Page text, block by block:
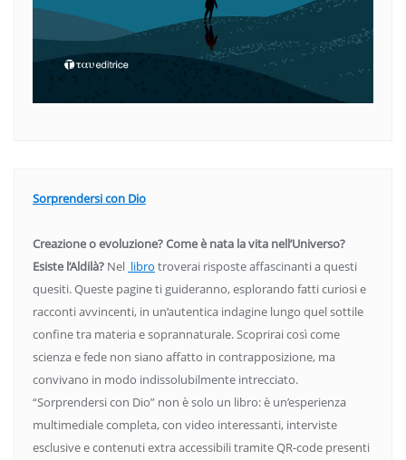
Sorprendersi con Dio
Creazione o evoluzione? Come è nata la vita nell’Universo?
Esiste l’Aldilà? Nel libro troverai risposte affascinanti a questi
quesiti. Queste pagine ti guideranno, esplorando fatti curiosi e
racconti avvincenti, in un’autentica indagine lungo quel sottile
confine tra materia e soprannaturale. Scoprirai così come
scienza e fede non siano affatto in contrapposizione, ma
convivano in modo indissolubilmente intrecciato.
“Sorprendersi con Dio” non è solo un libro: è un’esperienza
multimediale completa, con video interessanti, interviste
esclusive e contenuti extra accessibili tramite QR-code presenti